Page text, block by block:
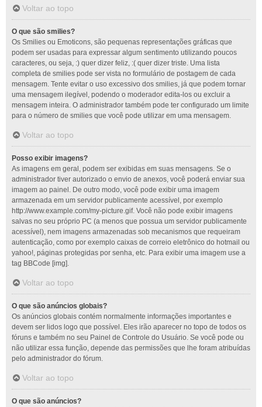
Voltar ao topo
O que são smilies?
Os Smilies ou Emoticons, são pequenas representações gráficas que
podem ser usadas para expressar algum sentimento utilizando poucos
caracteres, ou seja, :) quer dizer feliz, :( quer dizer triste. Uma lista
completa de smilies pode ser vista no formulário de postagem de cada
mensagem. Tente evitar o uso excessivo dos smilies, já que podem tornar
uma mensagem ilegível, podendo o moderador edita-los ou excluir a
mensagem inteira. O administrador também pode ter configurado um limite
para o número de smilies que você pode utilizar em uma mensagem.
Voltar ao topo
Posso exibir imagens?
As imagens em geral, podem ser exibidas em suas mensagens. Se o
administrador tiver autorizado o envio de anexos, você poderá enviar sua
imagem ao painel. De outro modo, você pode exibir uma imagem
armazenada em um servidor publicamente acessível, por exemplo
http://www.example.com/my-picture.gif. Você não pode exibir imagens
salvas no seu próprio PC (a menos que possua um servidor publicamente
acessível), nem imagens armazenadas sob mecanismos que requeiram
autenticação, como por exemplo caixas de correio eletrônico do hotmail ou
yahoo!, páginas protegidas por senha, etc. Para exibir uma imagem use a
tag BBCode [img].
Voltar ao topo
O que são anúncios globais?
Os anúncios globais contém normalmente informações importantes e
devem ser lidos logo que possível. Eles irão aparecer no topo de todos os
fóruns e também no seu Painel de Controle do Usuário. Se você pode ou
não utilizar essa função, depende das permissões que lhe foram atribuídas
pelo administrador do fórum.
Voltar ao topo
O que são anúncios?